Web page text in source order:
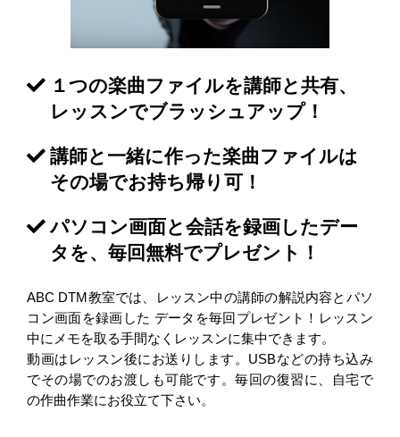
１つの楽曲ファイルを講師と共有、
レッスンでブラッシュアップ！
講師と一緒に作った楽曲ファイルは
その場でお持ち帰り可！
パソコン画面と会話を録画したデー
タを、毎回無料でプレゼント！
ABC DTM教室では、レッスン中の講師の解説内容とパソ
コン画面を録画した データを毎回プレゼント！レッスン
中にメモを取る手間なくレッスンに集中できます。
動画はレッスン後にお送りします。USBなどの持ち込み
でその場でのお渡しも可能です。毎回の復習に、自宅で
の作曲作業にお役立て下さい。